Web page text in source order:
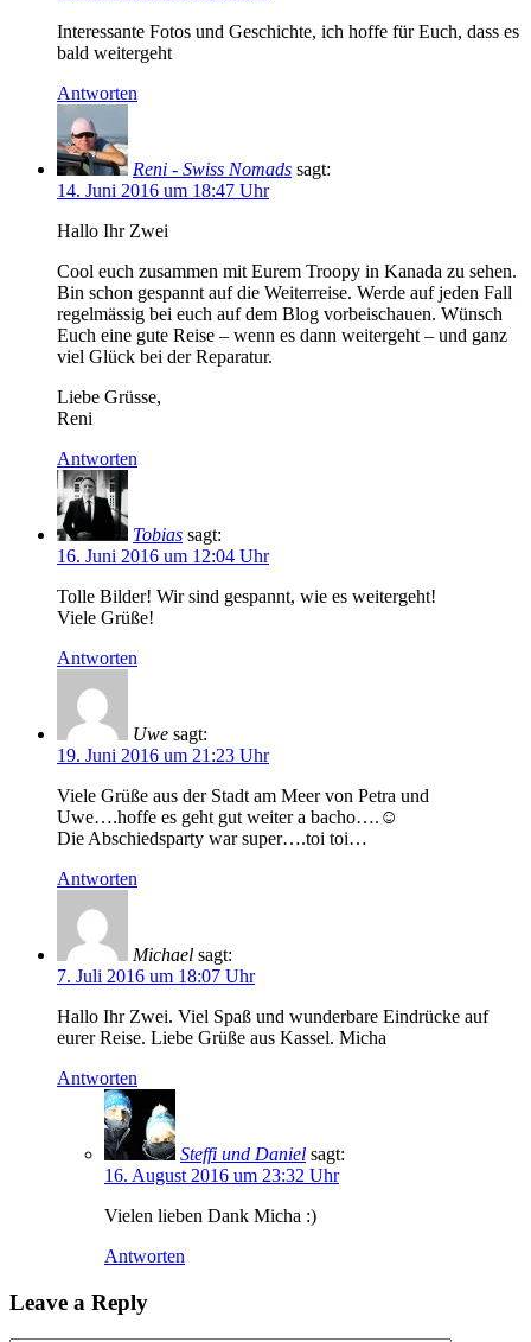
Interessante Fotos und Geschichte, ich hoffe für Euch, dass es
bald weitergeht
Antworten
Reni - Swiss Nomads sagt:
14. Juni 2016 um 18:47 Uhr
Hallo Ihr Zwei
Cool euch zusammen mit Eurem Troopy in Kanada zu sehen.
Bin schon gespannt auf die Weiterreise. Werde auf jeden Fall
regelmässig bei euch auf dem Blog vorbeischauen. Wünsch
Euch eine gute Reise – wenn es dann weitergeht – und ganz
viel Glück bei der Reparatur.
Liebe Grüsse,
Reni
Antworten
Tobias sagt:
16. Juni 2016 um 12:04 Uhr
Tolle Bilder! Wir sind gespannt, wie es weitergeht!
Viele Grüße!
Antworten
Uwe sagt:
19. Juni 2016 um 21:23 Uhr
Viele Grüße aus der Stadt am Meer von Petra und
Uwe….hoffe es geht gut weiter a bacho….☺
Die Abschiedsparty war super….toi toi…
Antworten
Michael sagt:
7. Juli 2016 um 18:07 Uhr
Hallo Ihr Zwei. Viel Spaß und wunderbare Eindrücke auf
eurer Reise. Liebe Grüße aus Kassel. Micha
Antworten
Steffi und Daniel sagt:
16. August 2016 um 23:32 Uhr
Vielen lieben Dank Micha :)
Antworten
Leave a Reply